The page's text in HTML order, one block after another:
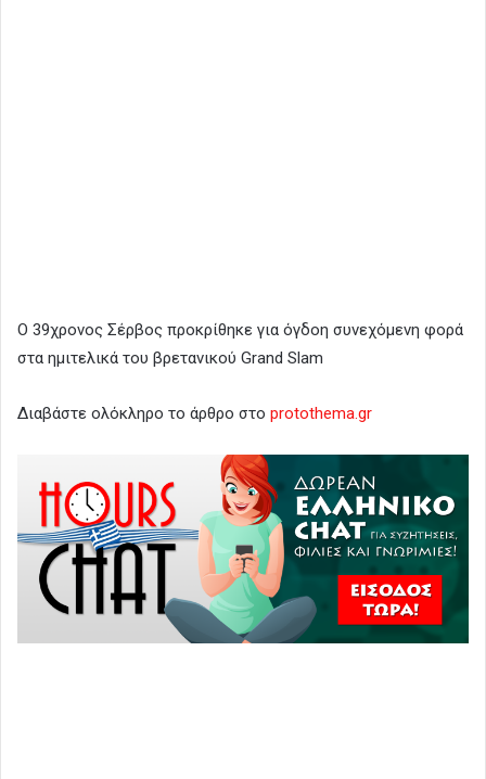
Ο 39χρονος Σέρβος προκρίθηκε για όγδοη συνεχόμενη φορά
στα ημιτελικά του βρετανικού Grand Slam
Διαβάστε ολόκληρο το άρθρο στο protothema.gr